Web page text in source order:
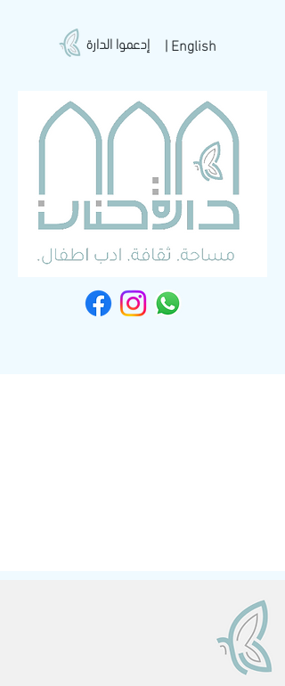
إدعموا الدارة | English